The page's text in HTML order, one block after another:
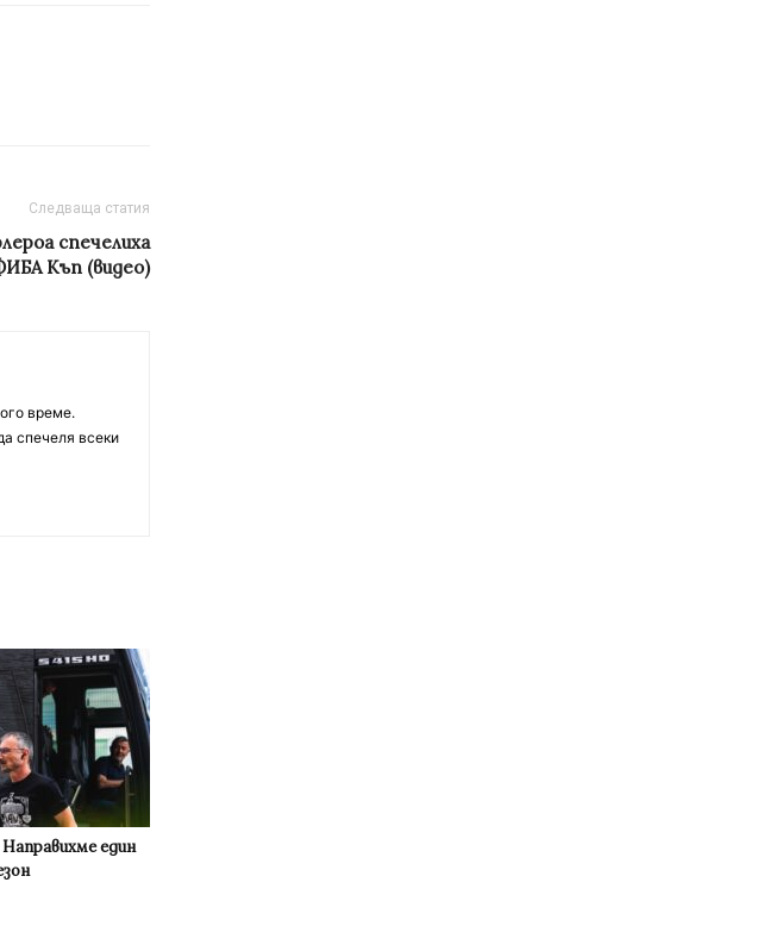
Следваща статия
спечелиха
Къп (видео)
време.
спечеля всеки
един